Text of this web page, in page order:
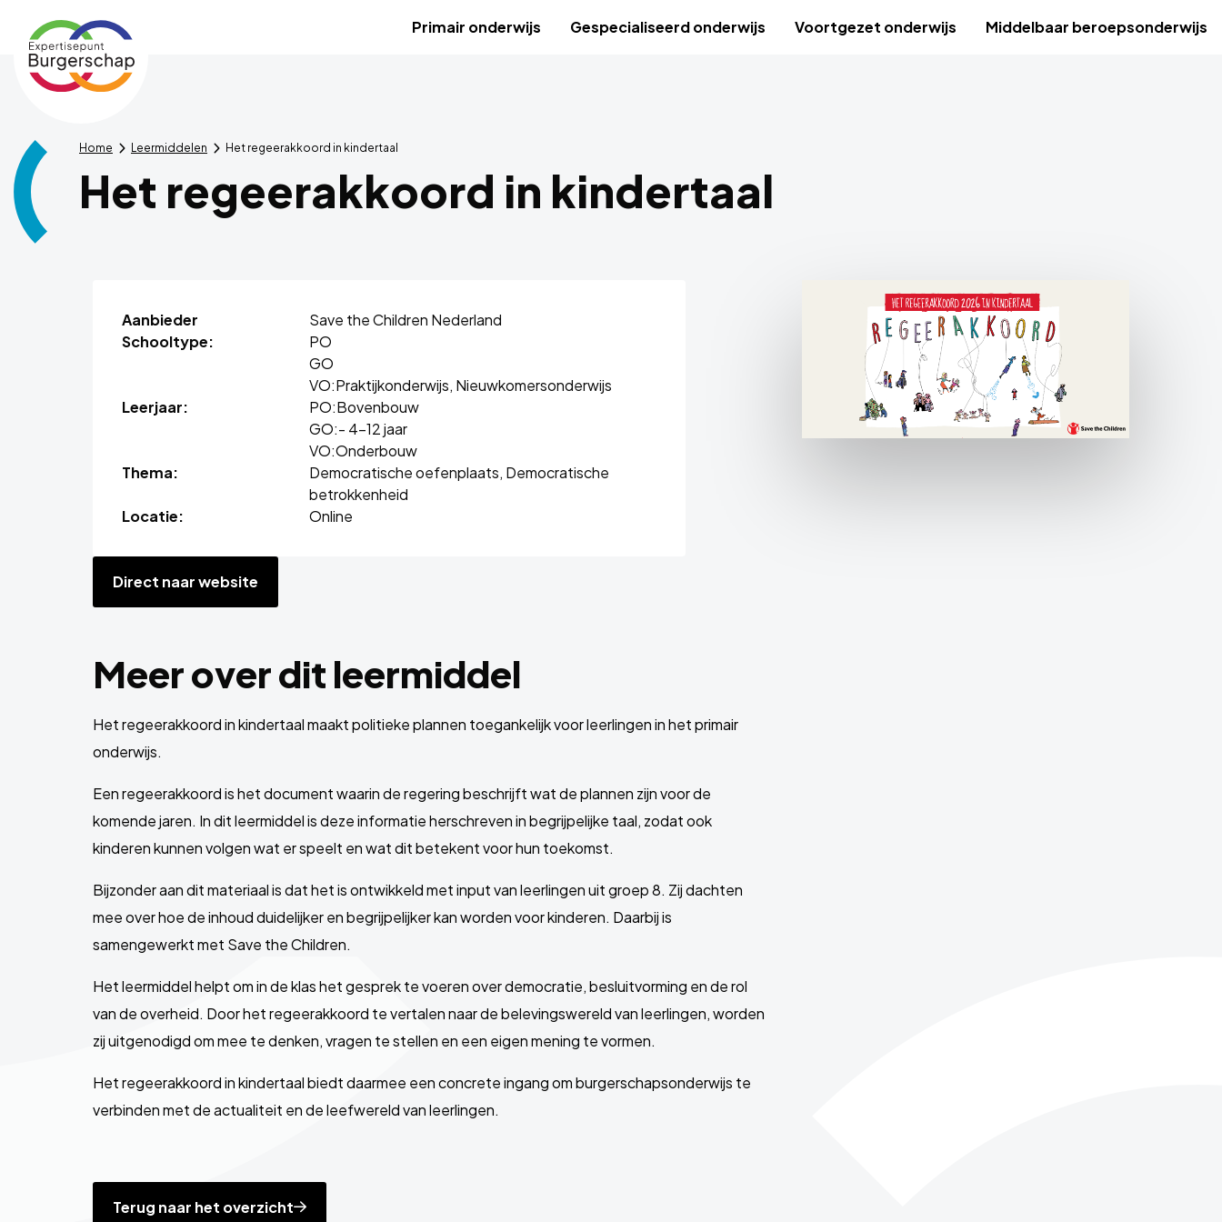
Expertisepunt
Burgerschap
Primair onderwijs Gespecialiseerd onderwijs Voortgezet onderwijs Middelbaar beroepsonderwijs
Home Leermiddelen Het regeerakkoord in kindertaal
Het regeerakkoord in kindertaal
Aanbieder
Save the Children Nederland
Schooltype:
PO
GO
VO:Praktijkonderwijs, Nieuwkomersonderwijs
Leerjaar:
PO:Bovenbouw
GO:- 4-12 jaar
VO:Onderbouw
Thema:
Democratische oefenplaats, Democratische
betrokkenheid
Locatie:
Online
Direct naar website
Meer over dit leermiddel
Het regeerakkoord in kindertaal maakt politieke plannen toegankelijk voor leerlingen in het primair
onderwijs.
Een regeerakkoord is het document waarin de regering beschrijft wat de plannen zijn voor de
komende jaren. In dit leermiddel is deze informatie herschreven in begrijpelijke taal, zodat ook
kinderen kunnen volgen wat er speelt en wat dit betekent voor hun toekomst.
Bijzonder aan dit materiaal is dat het is ontwikkeld met input van leerlingen uit groep 8. Zij dachten
mee over hoe de inhoud duidelijker en begrijpelijker kan worden voor kinderen. Daarbij is
samengewerkt met Save the Children.
Het leermiddel helpt om in de klas het gesprek te voeren over democratie, besluitvorming en de rol
van de overheid. Door het regeerakkoord te vertalen naar de belevingswereld van leerlingen, worden
zij uitgenodigd om mee te denken, vragen te stellen en een eigen mening te vormen.
Het regeerakkoord in kindertaal biedt daarmee een concrete ingang om burgerschapsonderwijs te
verbinden met de actualiteit en de leefwereld van leerlingen.
Terug naar het overzicht